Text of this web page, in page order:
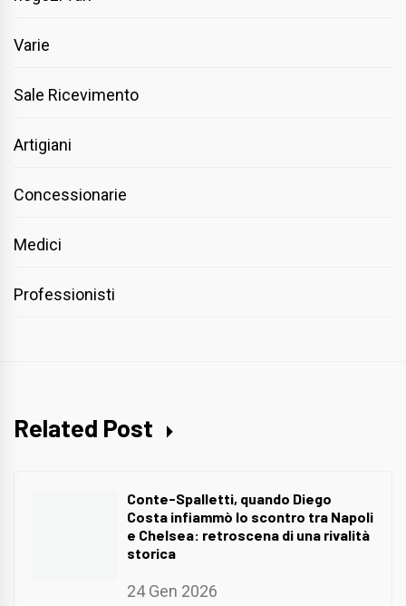
Varie
Sale Ricevimento
Artigiani
Concessionarie
Medici
Professionisti
Related Post
Conte-Spalletti, quando Diego
Costa infiammò lo scontro tra Napoli
e Chelsea: retroscena di una rivalità
storica
24 Gen 2026